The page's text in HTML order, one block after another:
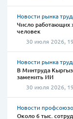
Новости рынка
Число работающих
человек
30 июля 2026,
Новости рынка
В Минтруда
заменить ИИ
30 июля 2026,
Новости
Около 6 тыс.